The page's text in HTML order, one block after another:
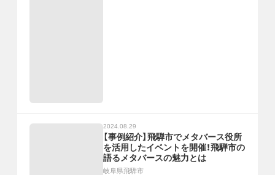
2024.08.29
【事例紹介】飛騨市でメタバース役所
を活用したイベントを開催！飛騨市の
語るメタバースの魅力とは
岐阜県飛騨市